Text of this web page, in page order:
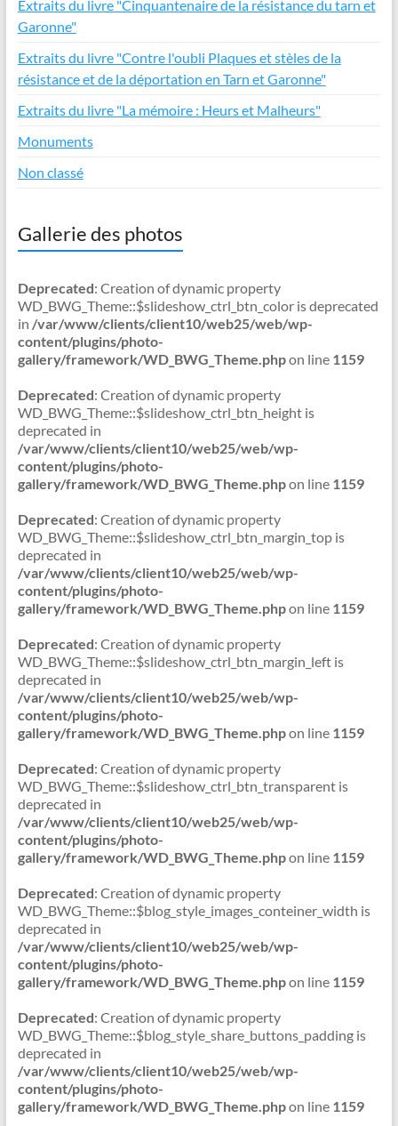
Extraits du livre "Cinquantenaire de la résistance du tarn et
Garonne"
Extraits du livre "Contre l'oubli Plaques et stèles de la
résistance et de la déportation en Tarn et Garonne"
Extraits du livre "La mémoire : Heurs et Malheurs"
Monuments
Non classé
Gallerie des photos
Deprecated: Creation of dynamic property
WD_BWG_Theme::$slideshow_ctrl_btn_color is deprecated
in /var/www/clients/client10/web25/web/wp-
content/plugins/photo-
gallery/framework/WD_BWG_Theme.phpon line 1159
Deprecated: Creation of dynamic property
WD_BWG_Theme::$slideshow_ctrl_btn_height is
deprecated in
/var/www/clients/client10/web25/web/wp-
content/plugins/photo-
gallery/framework/WD_BWG_Theme.phpon line 1159
Deprecated: Creation of dynamic property
WD_BWG_Theme::$slideshow_ctrl_btn_margin_top is
deprecated in
/var/www/clients/client10/web25/web/wp-
content/plugins/photo-
gallery/framework/WD_BWG_Theme.phpon line 1159
Deprecated: Creation of dynamic property
WD_BWG_Theme::$slideshow_ctrl_btn_margin_left is
deprecated in
/var/www/clients/client10/web25/web/wp-
content/plugins/photo-
gallery/framework/WD_BWG_Theme.phpon line 1159
Deprecated: Creation of dynamic property
WD_BWG_Theme::$slideshow_ctrl_btn_transparent is
deprecated in
/var/www/clients/client10/web25/web/wp-
content/plugins/photo-
gallery/framework/WD_BWG_Theme.phpon line 1159
Deprecated: Creation of dynamic property
WD_BWG_Theme::$blog_style_images_conteiner_width is
deprecated in
/var/www/clients/client10/web25/web/wp-
content/plugins/photo-
gallery/framework/WD_BWG_Theme.phpon line 1159
Deprecated: Creation of dynamic property
WD_BWG_Theme::$blog_style_share_buttons_padding is
deprecated in
/var/www/clients/client10/web25/web/wp-
content/plugins/photo-
gallery/framework/WD_BWG_Theme.phpon line 1159